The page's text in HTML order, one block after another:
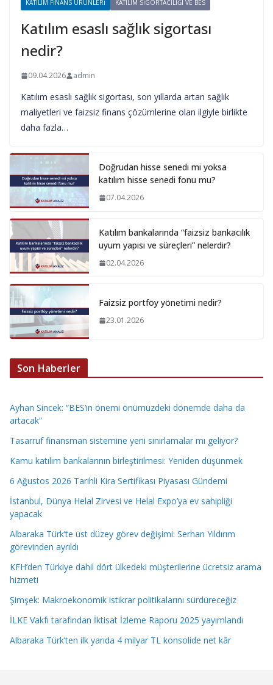
KATILIM FINANS ÜRÜNLERI KATILIM SIGORTACILIĞI VE BES
Katılım esaslı sağlık sigortası
nedir?
09.04.2026 admin
Katılım esaslı sağlık sigortası, son yıllarda artan sağlık
maliyetleri ve faizsiz finans çözümlerine olan ilgiyle birlikte
daha fazla…
Doğrudan hisse senedi mi yoksa
katılım hisse senedi fonu mu?
07.04.2026
Katılım bankalarında “faizsiz bankacılık
uyum yapısı ve süreçleri” nelerdir?
02.04.2026
Faizsiz portföy yönetimi nedir?
23.01.2026
Son Haberler
Ayhan Sincek: “BES’in önemi önümüzdeki dönemde daha da
artacak”
Tasarruf finansman sistemine yeni sınırlamalar mı geliyor?
Kamu katılım bankalarının birleştirilmesi: Yeniden düşünmek
6 Ağustos 2026 Tarihli Kira Sertifikası Piyasası Gündemi
İstanbul, Dünya Helal Zirvesi ve Helal Expo’ya ev sahipliği
yapacak
Albaraka Türk’te üst düzey görev değişimi: Serhan Yıldırım
görevinden ayrıldı
KFH’den Türkiye dahil dört ülkedeki müşterilerine ücretsiz arama
hizmeti
Şimşek: Makroekonomik istikrar politikalarını sürdüreceğiz
İLKE Vakfı tarafından İktisat İzleme Raporu 2025 yayımlandı
Albaraka Türk’ten ilk yarıda 4 milyar TL konsolide net kâr